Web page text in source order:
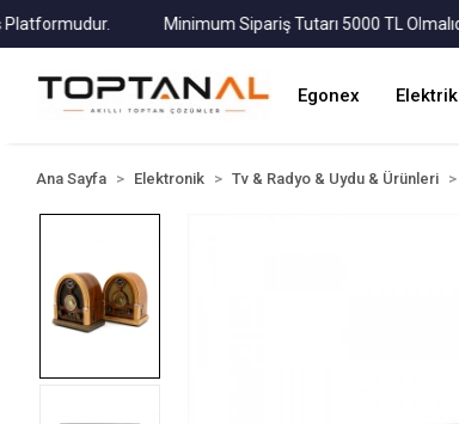
Minimum Sipariş Tutarı 5000 TL Olmalıdır.
Egonex Elektrik
Ana Sayfa Elektronik Tv & Radyo & Uydu & Ürünleri